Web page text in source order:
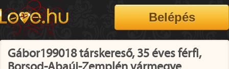
Gábor199018 társkereső, 35 éves férfi,